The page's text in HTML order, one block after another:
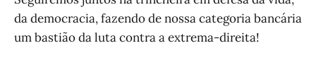
da democracia, fazendo de nossa categoria bancária
um bastião da luta contra a extrema-direita!